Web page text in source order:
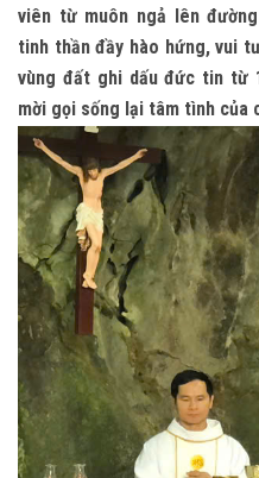
viên từ muôn ngả lên
tinh thần đầy hào hứng, vui
vùng đất ghi dấu đức tin từ
mời gọi sống lại tâm tình của